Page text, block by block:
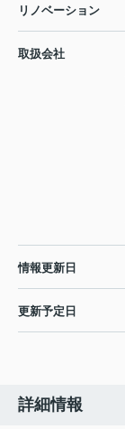
リノベーション
取扱会社
情報更新日
更新予定日
詳細情報